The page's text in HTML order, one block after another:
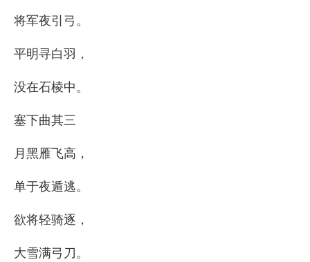
将军夜引弓。
平明寻白羽，
没在石棱中。
塞下曲其三
月黑雁飞高，
单于夜遁逃。
欲将轻骑逐，
大雪满弓刀。